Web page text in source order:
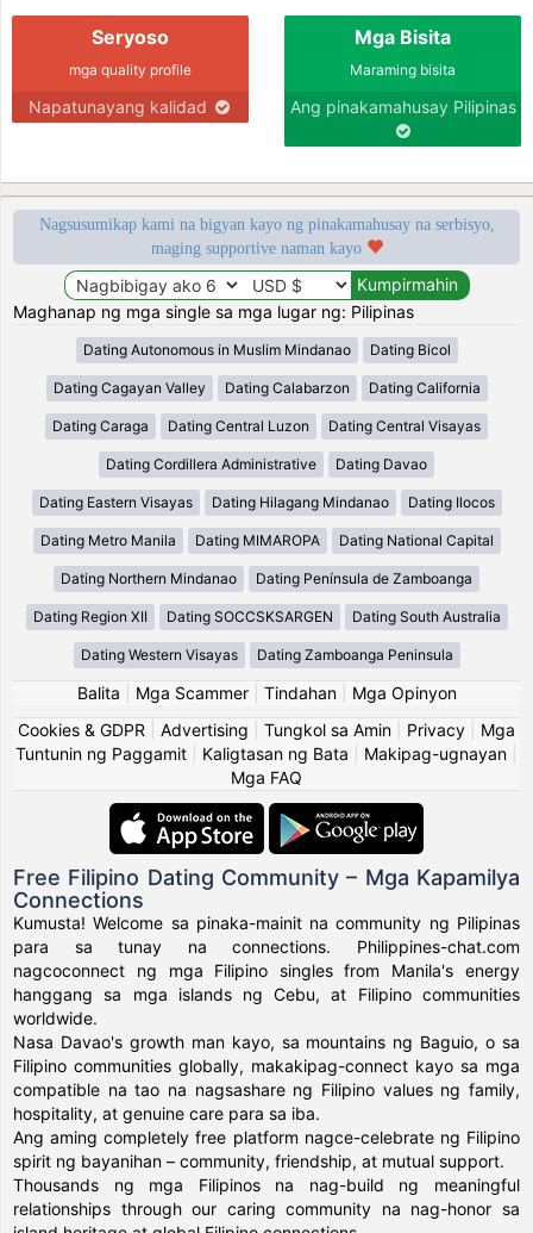
Seryoso
mga quality profile
Napatunayang kalidad
Mga Bisita
Maraming bisita
Ang pinakamahusay Pilipinas
Nagsusumikap kami na bigyan kayo ng pinakamahusay na serbisyo,
maging supportive naman kayo
Maghanap ng mga single sa mga lugar ng: Pilipinas
Dating Autonomous in Muslim Mindanao Dating Bicol
Dating Cagayan Valley Dating Calabarzon Dating California
Dating Caraga Dating Central Luzon Dating Central Visayas
Dating Cordillera Administrative Dating Davao
Dating Eastern Visayas Dating Hilagang Mindanao Dating Ilocos
Dating Metro Manila Dating MIMAROPA Dating National Capital
Dating Northern Mindanao Dating Península de Zamboanga
Dating Region XII Dating SOCCSKSARGEN Dating South Australia
Dating Western Visayas Dating Zamboanga Peninsula
Balita Mga Scammer| Tindahan| Mga Opinyon
Cookies & GDPR
Advertising Tungkol sa Amin Privacy
Mga
Tuntunin ng Paggamit
Kaligtasan ng Bata Makipag-ugnayan
Mga FAQ
Free Filipino Dating Community – Mga Kapamilya
Connections
Kumusta! Welcome sa pinaka-mainit na community ng Pilipinas
para sa tunay na connections. Philippines-chat.com
nagcoconnect ng mga Filipino singles from Manila's energy
hanggang sa mga islands ng Cebu, at Filipino communities
worldwide.
Nasa Davao's growth man kayo, sa mountains ng Baguio, o sa
Filipino communities globally, makakipag-connect kayo sa mga
compatible na tao na nagsashare ng Filipino values ng family,
hospitality, at genuine care para sa iba.
Ang aming completely free platform nagce-celebrate ng Filipino
spirit ng bayanihan – community, friendship, at mutual support.
Thousands ng mga Filipinos na nag-build ng meaningful
relationships through our caring community na nag-honor sa